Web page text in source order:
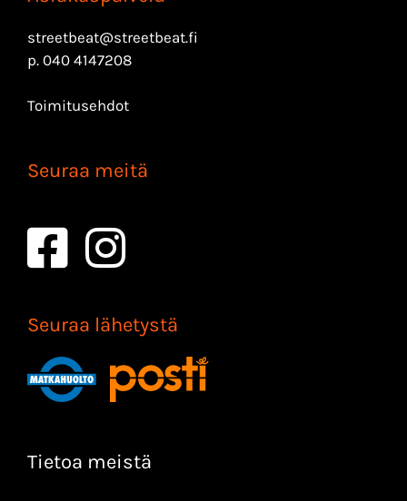
streetbeat@streetbeat.fi
p. 040 4147208
Toimitusehdot
Seuraa meitä
Seuraa lähetystä
Tietoa meistä